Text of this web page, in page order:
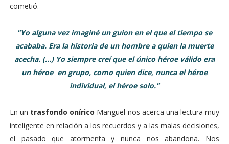
cometió.
"Yo alguna vez imaginé un guion en el que el tiempo se
acababa. Era la historia de un hombre a quien la muerte
acecha. (...) Yo siempre creí que el único héroe válido era
un héroe en grupo, como quien dice, nunca el héroe
individual, el héroe solo."
En un trasfondo onírico Manguel nos acerca una lectura muy
inteligente en relación a los recuerdos y a las malas decisiones,
el pasado que atormenta y nunca nos abandona. Nos